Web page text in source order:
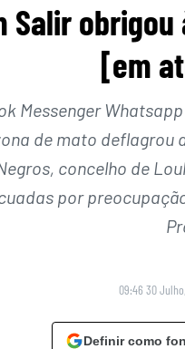
Salir
[em
Messenger
de mato deflagrou
concelho de
por
09:46 30
Definir como